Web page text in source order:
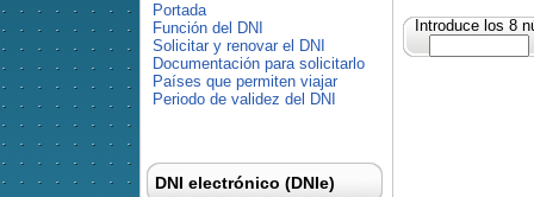
Introduce los 8
Portada
Función del DNI
Solicitar y renovar el DNI
Documentación para solicitarlo
Países que permiten viajar
Periodo de validez del DNI
DNI electrónico (DNIe)